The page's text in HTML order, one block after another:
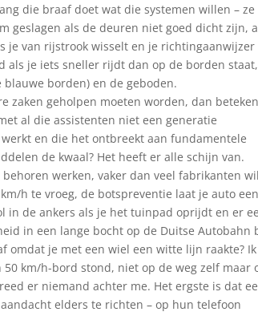
die braaf doet wat die systemen willen – ze
geslagen als de deuren niet goed dicht zijn,
van rijstrook wisselt en je richtingaanwijzer
als je iets sneller rijdt dan op de borden staat,
borden) en de geboden.
zaken geholpen moeten worden, dan
al die assistenten niet een generatie
en die het ontbreekt aan fundamentele
de kwaal? Het heeft er alle schijn van.
werken, vaker dan veel fabrikanten
h te vroeg, de botspreventie laat je auto een
in de ankers als je het tuinpad oprijdt en er
in een lange bocht op de Duitse Autobahn
je met een wiel een witte lijn raakte?
km/h-bord stond, niet op de weg zelf maar
er niemand achter me. Het ergste is dat
elders te richten – op hun telefoon